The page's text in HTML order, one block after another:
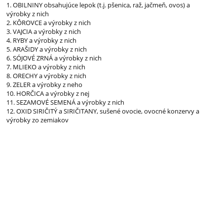
1. OBILNINY obsahujúce lepok (t.j. pšenica, raž, jačmeň, ovos) a
výrobky z nich
2. KÔROVCE a výrobky z nich
3. VAJCIA a výrobky z nich
4. RYBY a výrobky z nich
5. ARAŠIDY a výrobky z nich
6. SÓJOVÉ ZRNÁ a výrobky z nich
7. MLIEKO a výrobky z nich
8. ORECHY a výrobky z nich
9. ZELER a výrobky z neho
10. HORČICA a výrobky z nej
11. SEZAMOVÉ SEMENÁ a výrobky z nich
12. OXID SIRIČITÝ a SIRIČITANY, sušené ovocie, ovocné konzervy a
výrobky zo zemiakov